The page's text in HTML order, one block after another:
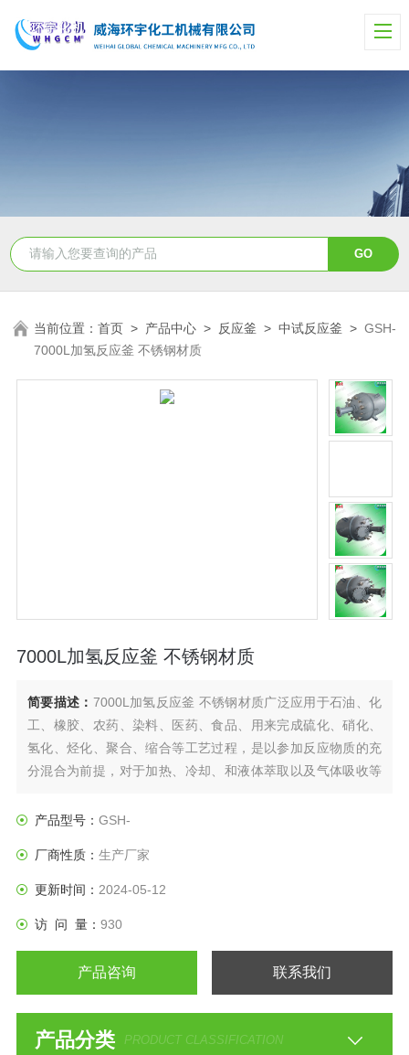
当前位置：首页 > 产品中心 > 反应釜 >中试反应釜 >GSH-
7000L加氢反应釜 不锈钢材质
7000L加氢反应釜 不锈钢材质
简要描述： 7000L加氢反应釜 不锈钢材质广泛应用于石油、化
工、橡胶、农药、染料、医药、食品、用来完成硫化、硝化、
氢化、烃化、聚合、缩合等工艺过程，是以参加反应物质的充
分混合为前提，对于加热、冷却、和液体萃取以及气体吸收等
工，制药等行业理想的所需设备。
产品型号： GSH-
厂商性质： 生产厂家
更新时间： 2024-05-12
访 问 量： 930
产品咨询 联系我们
产品分类 PRODUCT CLASSIFICATION